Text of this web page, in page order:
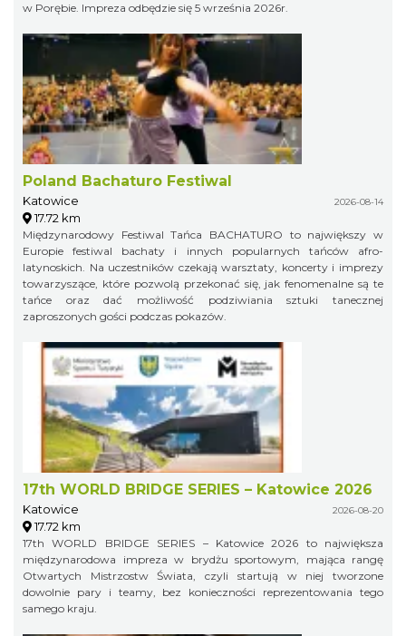
w Porębie. Impreza odbędzie się 5 września 2026r.
Poland Bachaturo Festiwal
Katowice 2026-08-14
17.72 km
Międzynarodowy Festiwal Tańca BACHATURO to największy w
Europie festiwal bachaty i innych popularnych tańców afro-
latynoskich. Na uczestników czekają warsztaty, koncerty i imprezy
towarzyszące, które pozwolą przekonać się, jak fenomenalne są te
tańce oraz dać możliwość podziwiania sztuki tanecznej
zaproszonych gości podczas pokazów.
17th WORLD BRIDGE SERIES – Katowice 2026
Katowice 2026-08-20
17.72 km
17th WORLD BRIDGE SERIES – Katowice 2026 to największa
międzynarodowa impreza w brydżu sportowym, mająca rangę
Otwartych Mistrzostw Świata, czyli startują w niej tworzone
dowolnie pary i teamy, bez konieczności reprezentowania tego
samego kraju.